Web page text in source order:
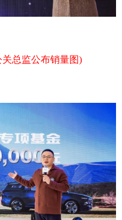
总监公布销量图)